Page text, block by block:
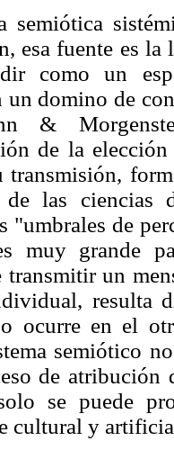
semiótica
esa fuente es
como un
un domino de
&
de la
transmisión,
de las ciencias
"umbrales de
muy grande
un
ocurre en el
semiótico
de
se puede
cultural y